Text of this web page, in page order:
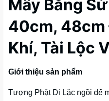
Mây Bằng
40cm, 48cm
Khí, Tài Lộc
Giới thiệu sản phẩm
Tượng Phật Di Lặc ngồi đế